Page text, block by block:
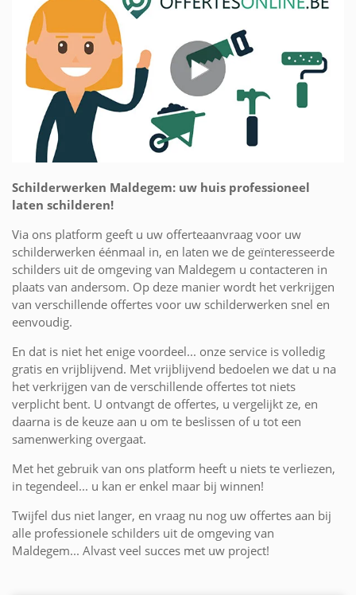
Schilderwerken Maldegem: uw huis professioneel
laten schilderen!
Via ons platform geeft u uw offerteaanvraag voor uw
schilderwerken éénmaal in, en laten we de geïnteresseerde
schilders uit de omgeving van Maldegem u contacteren in
plaats van andersom. Op deze manier wordt het verkrijgen
van verschillende offertes voor uw schilderwerken snel en
eenvoudig.
En dat is niet het enige voordeel... onze service is volledig
gratis en vrijblijvend. Met vrijblijvend bedoelen we dat u na
het verkrijgen van de verschillende offertes tot niets
verplicht bent. U ontvangt de offertes, u vergelijkt ze, en
daarna is de keuze aan u om te beslissen of u tot een
samenwerking overgaat.
Met het gebruik van ons platform heeft u niets te verliezen,
in tegendeel... u kan er enkel maar bij winnen!
Twijfel dus niet langer, en vraag nu nog uw offertes aan bij
alle professionele schilders uit de omgeving van
Maldegem... Alvast veel succes met uw project!